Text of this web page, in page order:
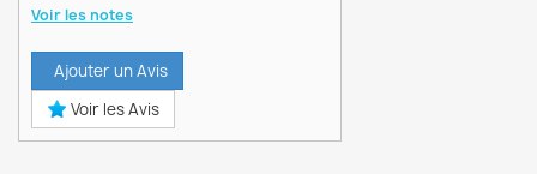
Voir les notes
Ajouter un Avis
Voir les Avis